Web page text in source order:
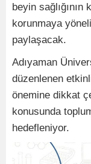
beyin
korunmaya
paylaşacak.
Adıyaman
düzenlenen
önemine dikkat
konusunda
hedefleniyor.